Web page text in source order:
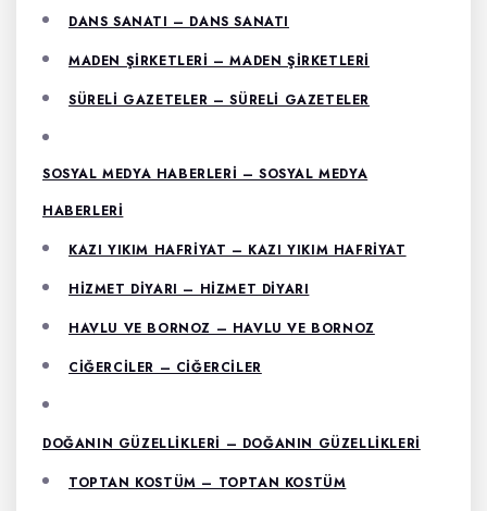
DANS SANATI – DANS SANATI
MADEN ŞIRKETLERI – MADEN ŞIRKETLERI
SÜRELI GAZETELER – SÜRELI GAZETELER
SOSYAL MEDYA HABERLERI – SOSYAL MEDYA
HABERLERI
KAZI YIKIM HAFRIYAT – KAZI YIKIM HAFRIYAT
HIZMET DIYARI – HIZMET DIYARI
HAVLU VE BORNOZ – HAVLU VE BORNOZ
CIĞERCILER – CIĞERCILER
DOĞANIN GÜZELLIKLERI – DOĞANIN GÜZELLIKLERI
TOPTAN KOSTÜM – TOPTAN KOSTÜM